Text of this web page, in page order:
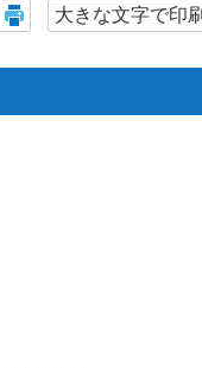
大きな文字で印刷